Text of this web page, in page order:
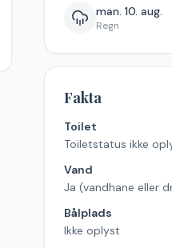
man. 10. aug.
Regn
Fakta
Toilet
Toiletstatus ikke
Vand
Ja (vandhane eller
Bålplads
Ikke oplyst